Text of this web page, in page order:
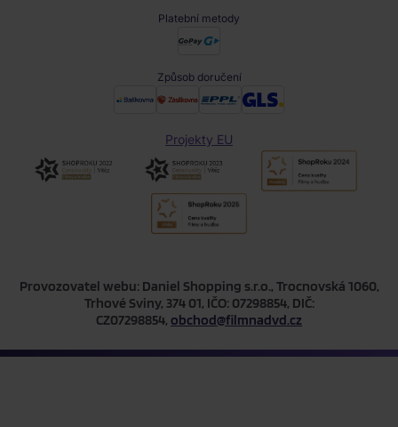
Platební metody
Způsob doručení
Projekty EU
Provozovatel webu: Daniel Shopping s.r.o., Trocnovská 1060,
Trhové Sviny, 374 01, IČO: 07298854, DIČ:
CZ07298854, obchod@filmnadvd.cz